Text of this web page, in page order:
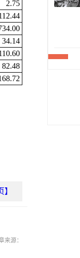
2.75
34.14
82.48
】
源：